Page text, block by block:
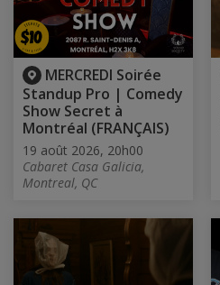
MERCREDI Soirée
Standup Pro | Comedy
Show Secret à
Montréal (FRANÇAIS)
19 août 2026, 20h00
Cabaret Casa Galicia,
Montreal, QC